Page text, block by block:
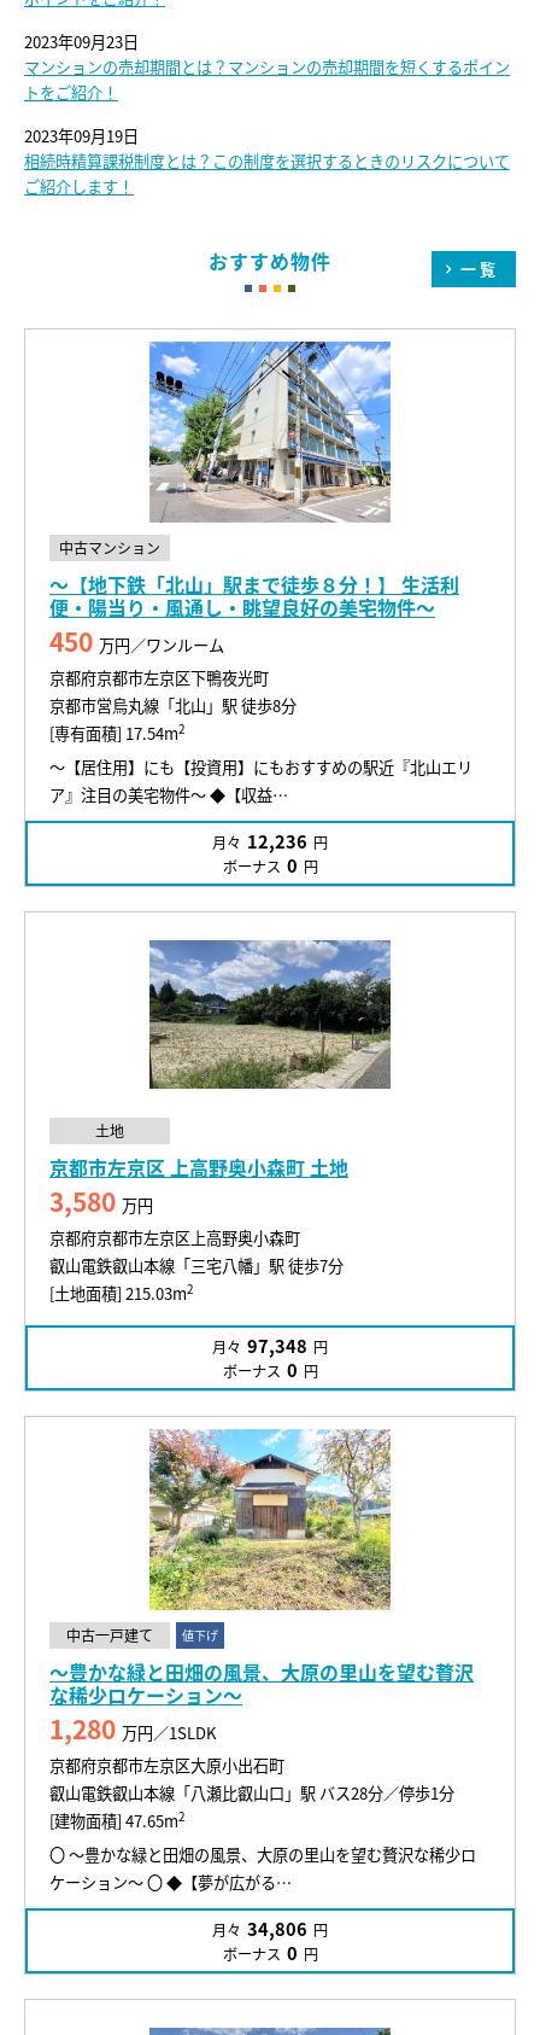
2023年09月23日
マンションの売却期間とは？マンションの売却期間を短くするポイン
トをご紹介！
2023年09月19日
相続時精算課税制度とは？この制度を選択するときのリスクについて
ご紹介します！
おすすめ物件 一覧
中古マンション
～【地下鉄「北山」駅まで徒歩８分！】 生活利
便・陽当り・風通し・眺望良好の美宅物件～
450 万円／ワンルーム
京都府京都市左京区下鴨夜光町
京都市営烏丸線「北山」駅 徒歩8分
[専有面積] 17.54m2
～【居住用】にも【投資用】にもおすすめの駅近『北山エリ
ア』注目の美宅物件～ ◆【収益…
月々 12,236 円
ボーナス 0 円
土地
京都市左京区 上高野奥小森町 土地
3,580 万円
京都府京都市左京区上高野奥小森町
叡山電鉄叡山本線「三宅八幡」駅 徒歩7分
[土地面積] 215.03m2
月々 97,348 円
ボーナス 0 円
中古一戸建て 値下げ
～豊かな緑と田畑の風景、大原の里山を望む贅沢
な稀少ロケーション～
1,280 万円／1SLDK
京都府京都市左京区大原小出石町
叡山電鉄叡山本線「八瀬比叡山口」駅 バス28分／停歩1分
[建物面積] 47.65m2
〇 ～豊かな緑と田畑の風景、大原の里山を望む贅沢な稀少ロ
ケーション～ 〇 ◆【夢が広がる…
月々 34,806 円
ボーナス 0 円